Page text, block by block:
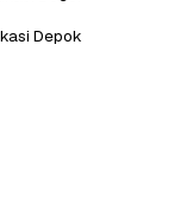
Depok